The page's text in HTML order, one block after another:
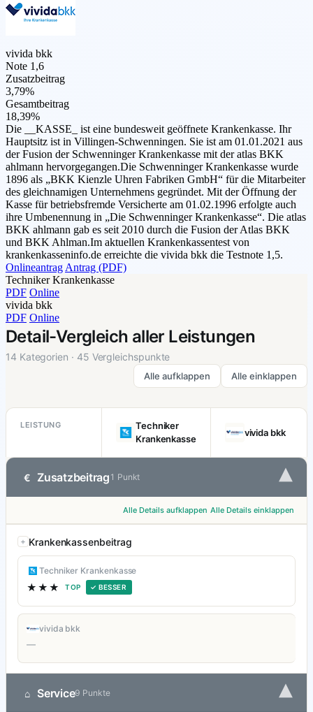
vivida bkk
Note 1,6
Zusatzbeitrag
3,79%
Gesamtbeitrag
18,39%
Die __KASSE_ ist eine bundesweit geöffnete Krankenkasse. Ihr
Hauptsitz ist in Villingen-Schwenningen. Sie ist am 01.01.2021 aus
der Fusion der Schwenninger Krankenkasse mit der atlas BKK
ahlmann hervorgegangen.Die Schwenninger Krankenkasse wurde
1896 als „BKK Kienzle Uhren Fabriken GmbH“ für die Mitarbeiter
des gleichnamigen Unternehmens gegründet. Mit der Öffnung der
Kasse für betriebsfremde Versicherte am 01.02.1996 erfolgte auch
ihre Umbenennung in „Die Schwenninger Krankenkasse“. Die atlas
BKK ahlmann gab es seit 2010 durch die Fusion der Atlas BKK
und BKK Ahlman.Im aktuellen Krankenkassentest von
krankenkasseninfo.de erreichte die vivida bkk die Testnote 1,5.
Onlineantrag Antrag (PDF)
Techniker Krankenkasse
PDF Online
vivida bkk
PDF Online
Detail-Vergleich aller Leistungen
14 Kategorien · 45 Vergleichspunkte
Alle aufklappen Alle einklappen
LEISTUNG
Techniker
Krankenkasse
vivida bkk
€ Zusatzbeitrag 1 Punkt ▾
Alle Details aufklappen Alle Details einklappen
Krankenkassenbeitrag
Techniker Krankenkasse
★★★ TOP ✓ BESSER
vivida bkk
—
⌂ Service9 Punkte ▾